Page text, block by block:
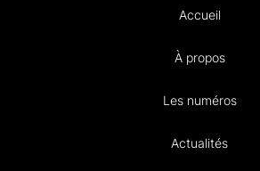
Accueil
À propos
Les numéros
Actualités